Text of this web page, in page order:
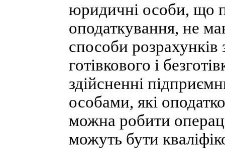
юридичні особи, що
оподаткування, не
способи
готівкового і
здійсненні
особами, які
можна робити
можуть бути